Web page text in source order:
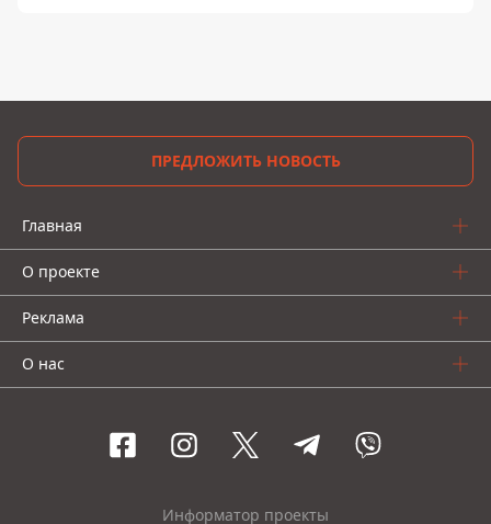
ПРЕДЛОЖИТЬ НОВОСТЬ
Главная
О проекте
Реклама
О нас
Информатор проекты